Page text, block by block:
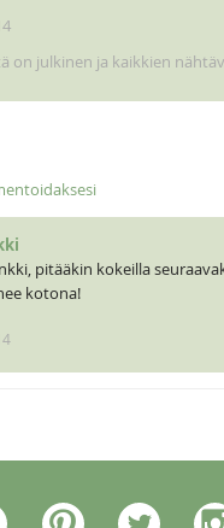
on julkinen ja kaikkien
pitääkin kokeilla
kotona!